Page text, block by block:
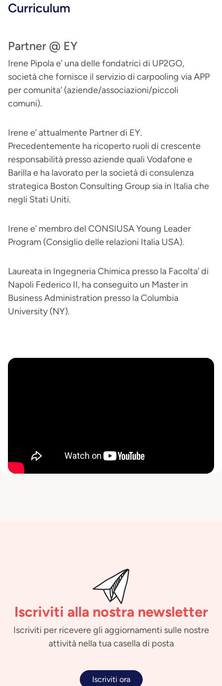
Curriculum
Partner @ EY
Irene Pipola e’ una delle fondatrici di UP2GO,
società che fornisce il servizio di carpooling via APP
per comunita’ (aziende/associazioni/piccoli
comuni).
Irene e’ attualmente Partner di EY.
Precedentemente ha ricoperto ruoli di crescente
responsabilità presso aziende quali Vodafone e
Barilla e ha lavorato per la società di consulenza
strategica Boston Consulting Group sia in Italia che
negli Stati Uniti.
Irene e’ membro del CONSIUSA Young Leader
Program (Consiglio delle relazioni Italia USA).
Laureata in Ingegneria Chimica presso la Facolta’ di
Napoli Federico II, ha conseguito un Master in
Business Administration presso la Columbia
University (NY).
Iscriviti alla nostra newsletter
Iscriviti per ricevere gli aggiornamenti sulle nostre
attività nella tua casella di posta
Iscriviti ora